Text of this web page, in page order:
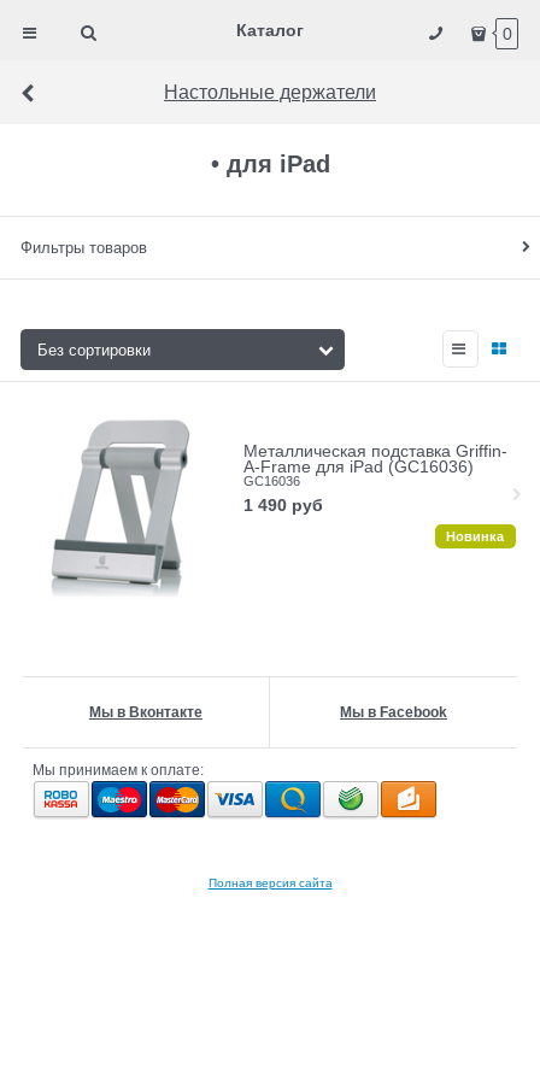
Каталог 0
Настольные держатели
• для iPad
Фильтры товаров
Металлическая подставка Griffin-
A-Frame для iPad (GC16036)
GC16036
1 490 руб
Новинка
Мы в Вконтакте Мы в Facebook
Мы принимаем к оплате:
Полная версия сайта